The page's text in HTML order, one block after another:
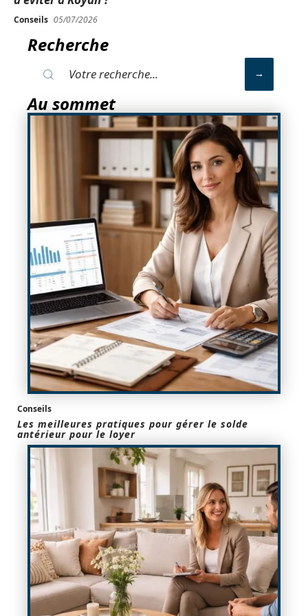
Conseils 05/07/2026
Recherche
Au sommet
Conseils
Les meilleures pratiques pour gérer le solde
antérieur pour le loyer